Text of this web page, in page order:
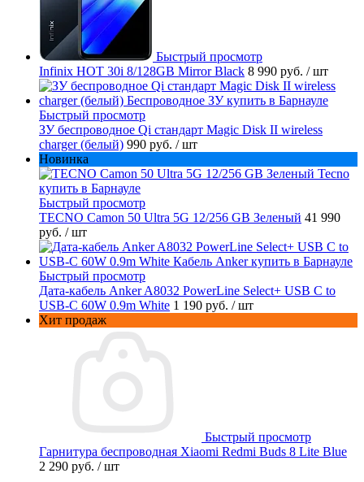
Быстрый просмотр
Infinix HOT 30i 8/128GB Mirror Black 8 990 руб. / шт
Быстрый просмотр
ЗУ беспроводное Qi стандарт Magic Disk II wireless
charger (белый) 990 руб. / шт
Новинка
Быстрый просмотр
TECNO Camon 50 Ultra 5G 12/256 GB Зеленый 41 990
руб. / шт
Быстрый просмотр
Дата-кабель Anker A8032 PowerLine Select+ USB C to
USB-C 60W 0.9m White 1 190 руб. / шт
Хит продаж
Быстрый просмотр
Гарнитура беспроводная Xiaomi Redmi Buds 8 Lite Blue
2 290 руб. / шт